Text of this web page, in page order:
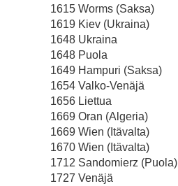
1615 Worms (Saksa)
1619 Kiev (Ukraina)
1648 Ukraina
1648 Puola
1649 Hampuri (Saksa)
1654 Valko-Venäjä
1656 Liettua
1669 Oran (Algeria)
1669 Wien (Itävalta)
1670 Wien (Itävalta)
1712 Sandomierz (Puola)
1727 Venäjä